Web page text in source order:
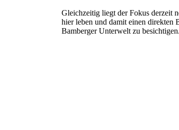
Gleichzeitig liegt der Fokus derzeit
hier leben und damit einen direkten
Bamberger Unterwelt zu besichtigen.